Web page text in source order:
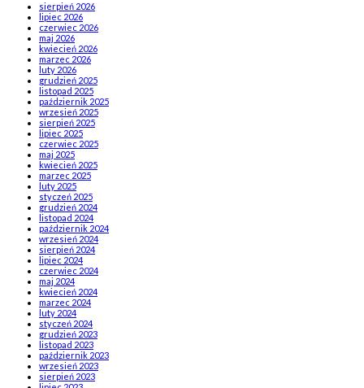
sierpień 2026
lipiec 2026
czerwiec 2026
maj 2026
kwiecień 2026
marzec 2026
luty 2026
grudzień 2025
listopad 2025
październik 2025
wrzesień 2025
sierpień 2025
lipiec 2025
czerwiec 2025
maj 2025
kwiecień 2025
marzec 2025
luty 2025
styczeń 2025
grudzień 2024
listopad 2024
październik 2024
wrzesień 2024
sierpień 2024
lipiec 2024
czerwiec 2024
maj 2024
kwiecień 2024
marzec 2024
luty 2024
styczeń 2024
grudzień 2023
listopad 2023
październik 2023
wrzesień 2023
sierpień 2023